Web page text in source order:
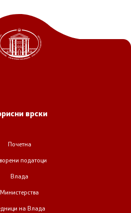
врски
Почетна
податоци
Влада
Министерства
на Влада